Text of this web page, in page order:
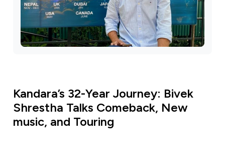
Kandara’s 32-Year Journey: Bivek
Shrestha Talks Comeback, New
music, and Touring